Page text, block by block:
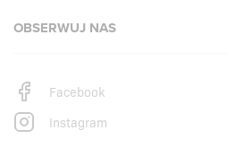
OBSERWUJ NAS
Facebook
Instagram